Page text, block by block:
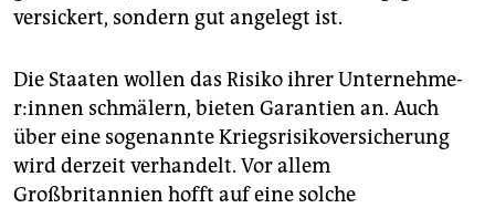
versickert, sondern gut angelegt ist.
Die Staaten wollen das Risiko ihrer Un­ter­neh­me­
r:in­nen schmälern, bieten Garantien an. Auch
über eine sogenannte Kriegsrisikoversicherung
wird derzeit verhandelt. Vor allem
Großbritannien hofft auf eine solche